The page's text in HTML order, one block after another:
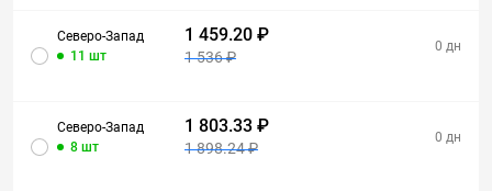
Северо-Запад
11 шт
1 459.20 ₽
1 536 ₽
0 дн
Северо-Запад
8 шт
1 803.33 ₽
1 898.24 ₽
0 дн